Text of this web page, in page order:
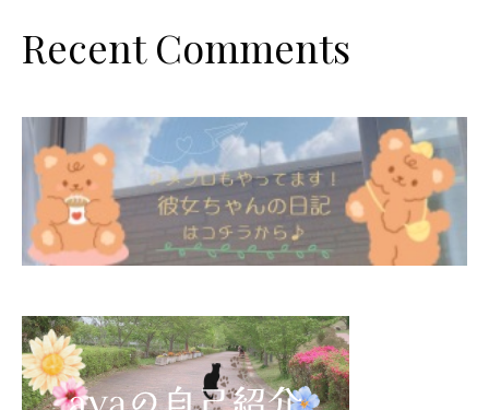
Recent Comments